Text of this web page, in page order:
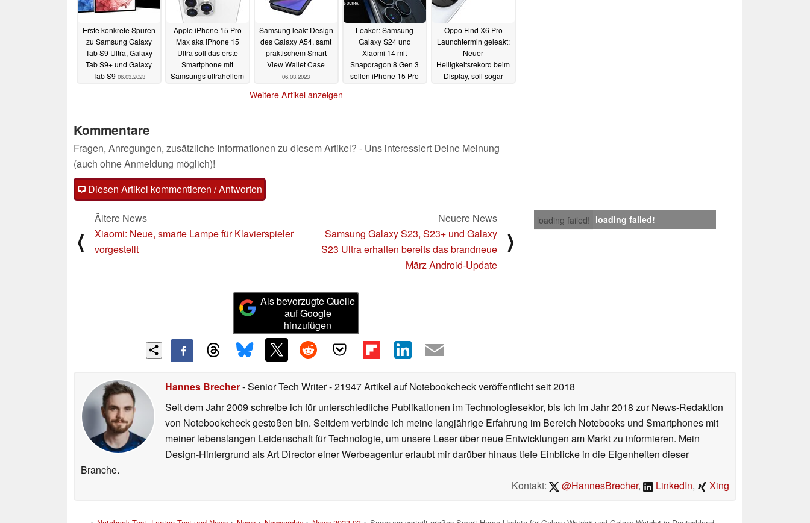
Erste konkrete Spuren
zu Samsung Galaxy
Tab S9 Ultra, Galaxy
Tab S9+ und Galaxy
Tab S9 06.03.2023
Apple iPhone 15 Pro
Max aka iPhone 15
Ultra soll das erste
Smartphone mit
Samsungs ultrahellem
Samsung leakt Design
des Galaxy A54, samt
praktischem Smart
View Wallet Case
06.03.2023
Leaker: Samsung
Galaxy S24 und
Xiaomi 14 mit
Snapdragon 8 Gen 3
sollen iPhone 15 Pro
Oppo Find X6 Pro
Launchtermin geleakt:
Neuer
Helligkeitsrekord beim
Display, soll sogar
Weitere Artikel anzeigen
Kommentare
Fragen, Anregungen, zusätzliche Informationen zu diesem Artikel? - Uns interessiert Deine Meinung
(auch ohne Anmeldung möglich)!
Diesen Artikel kommentieren / Antworten
loading failed! loading failed!
⟨
Ältere News
Xiaomi: Neue, smarte Lampe für Klavierspieler
vorgestellt
Neuere News
Samsung Galaxy S23, S23+ und Galaxy
S23 Ultra erhalten bereits das brandneue
März Android-Update
⟩
Als bevorzugte Quelle
auf Google
hinzufügen
Hannes Brecher- Senior Tech Writer- 21947 Artikel auf Notebookcheck veröffentlichtseit 2018
Seit dem Jahr 2009 schreibe ich für unterschiedliche Publikationen im Technologiesektor, bis ich im Jahr 2018 zur News-Redaktion
von Notebookcheck gestoßen bin. Seitdem verbinde ich meine langjährige Erfahrung im Bereich Notebooks und Smartphones mit
meiner lebenslangen Leidenschaft für Technologie, um unsere Leser über neue Entwicklungen am Markt zu informieren. Mein
Design-Hintergrund als Art Director einer Werbeagentur erlaubt mir darüber hinaus tiefe Einblicke in die Eigenheiten dieser
Branche.
Kontakt:
@HannesBrecher, LinkedIn, Xing